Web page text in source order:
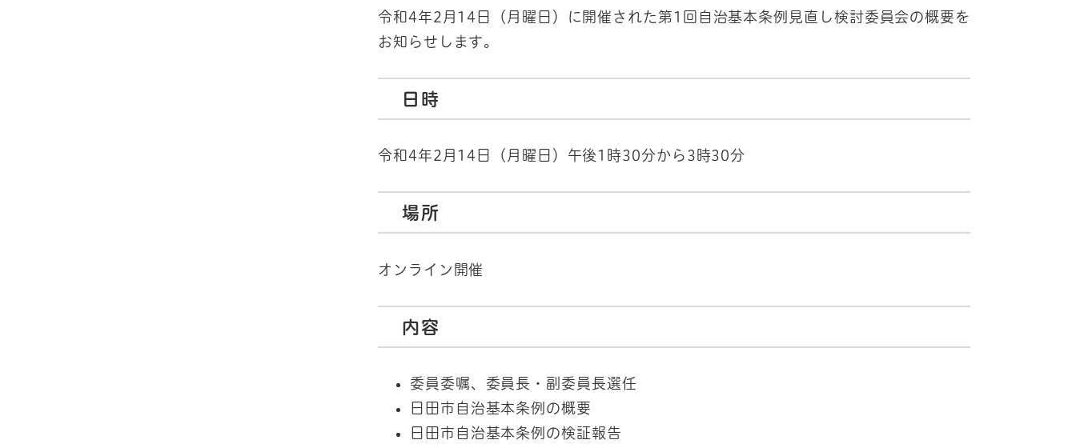
令和4年2月14日（月曜日）に開催された第1回自治基本条例見直し検討委員会の概要を
お知らせします。
日時
令和4年2月14日（月曜日）午後1時30分から3時30分
場所
オンライン開催
内容
委員委嘱、委員長・副委員長選任
日田市自治基本条例の概要
日田市自治基本条例の検証報告